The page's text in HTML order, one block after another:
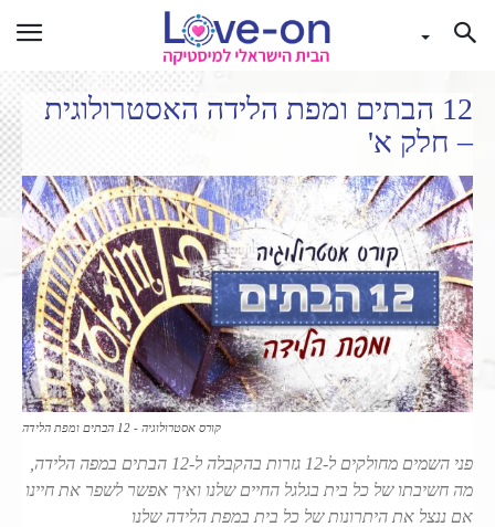
12 הבתים ומפת הלידה האסטרולוגית
– חלק א'
קורס אסטרולוגיה - 12 הבתים ומפת הלידה
פני השמים מחולקים ל-12 גזרות בהקבלה ל-12 הבתים במפה הלידה,
מה חשיבתו של כל בית בגלגל החיים שלנו ואיך אפשר לשפר את חיינו
אם ננצל את היתרונות של כל בית במפת הלידה שלנו